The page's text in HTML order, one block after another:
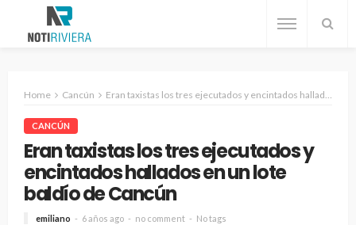
Home Cancún Eran taxistas los tres ejecutados y encintados hallados en un lote baldío de Cancún
CANCÚN
Eran taxistas los tres ejecutados y
encintados hallados en un lote
baldío de Cancún
emiliano 6 años ago no comment No tags